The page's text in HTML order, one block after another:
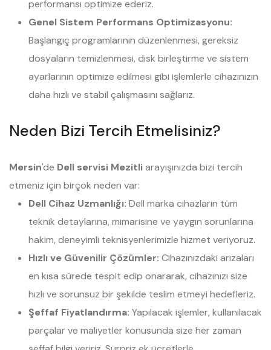
performansı optimize ederiz.
Genel Sistem Performans Optimizasyonu:
Başlangıç programlarının düzenlenmesi, gereksiz
dosyaların temizlenmesi, disk birleştirme ve sistem
ayarlarının optimize edilmesi gibi işlemlerle cihazınızın
daha hızlı ve stabil çalışmasını sağlarız.
Neden Bizi Tercih Etmelisiniz?
Mersin'de Dell servisi Mezitliarayışınızda bizi tercih
etmeniz için birçok neden var:
Dell Cihaz Uzmanlığı: Dell marka cihazların tüm
teknik detaylarına, mimarisine ve yaygın sorunlarına
hakim, deneyimli teknisyenlerimizle hizmet veriyoruz.
Hızlı ve Güvenilir Çözümler: Cihazınızdaki arızaları
en kısa sürede tespit edip onararak, cihazınızı size
hızlı ve sorunsuz bir şekilde teslim etmeyi hedefleriz.
Şeffaf Fiyatlandırma: Yapılacak işlemler, kullanılacak
parçalar ve maliyetler konusunda size her zaman